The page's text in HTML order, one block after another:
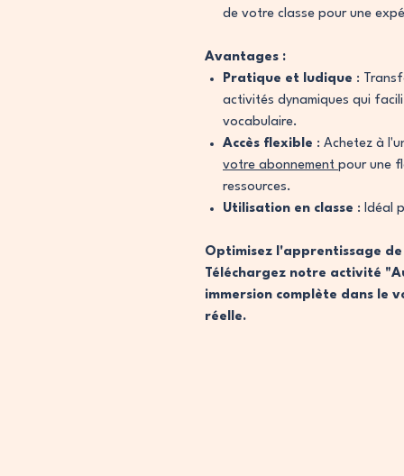
de votre classe pour une
Avantages :
Pratique et ludique :
activités dynamiques qui
vocabulaire.
Accès flexible : Achetez à
votre abonnement pour une
ressources.
Utilisation en classe : Idéal
Optimisez l'apprentissage
Téléchargez notre activité
immersion complète dans le
réelle.